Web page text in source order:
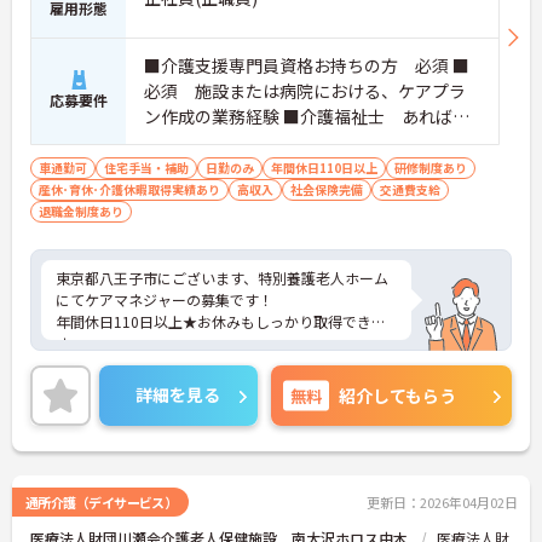
雇用形態
応募要件
■介護支援専門員資格お持ちの方 必須 ■
必須 施設または病院における、ケアプラ
ン作成の業務経験 ■介護福祉士 あれば尚
可 ■社会福祉士 あれば尚可 ■普通自動車
免許（AT限定）必須
車通勤可 住宅手当・補助 日勤のみ 年間休日110日以上
研修制度あり
産休･育休･介護休暇取得実績あり
高収入 社会保険完備
交通費支給
退職金制度あり
東京都八王子市にございます、特別養護老人ホーム
にてケアマネジャーの募集です！
年間休日110日以上★お休みもしっかり取得できま
す。
また、賞与が4ヶ月の実績がございまして、頑張りを
しっかりと評価される職場環境です。
ご興味のある方は、マイナビ介護職までお問い合わ
せください。
詳細を見る 無料 紹介してもらう
通所介護（デイサービス） 更新日：2026年04月02日
医療法人財団川瀬会介護老人保健施設 南大沢ホロス由木 医療法人財